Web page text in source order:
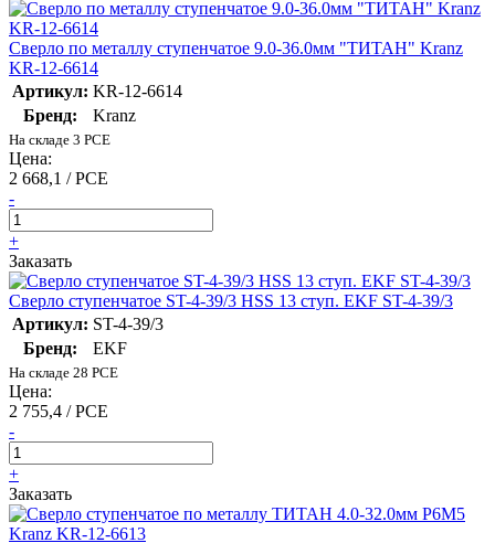
Сверло по металлу ступенчатое 9.0-36.0мм "ТИТАН" Kranz
KR-12-6614
Артикул: KR-12-6614
Бренд:
Kranz
На складе 3 PCE
Цена:
2 668,1 / PCE
-
+
Заказать
Сверло ступенчатое ST-4-39/3 HSS 13 ступ. EKF ST-4-39/3
Артикул: ST-4-39/3
Бренд:
EKF
На складе 28 PCE
Цена:
2 755,4 / PCE
-
+
Заказать